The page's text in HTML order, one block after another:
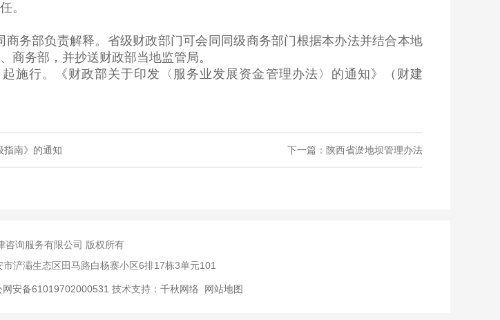
。
部负责解释。省级财政部门可会同同级商务部门根据本办法并结合本地
商务部，并抄送财政部当地监管局。
行。《财政部关于印发〈服务业发展资金管理办法〉的通知》（财建
指南》的通知 下一篇：陕西省淤地坝管理办法
咨询服务有限公司 版权所有
浐灞生态区田马路白杨寨小区6排17栋3单元101
网安备61019702000531 技术支持： 千秋网络 网站地图